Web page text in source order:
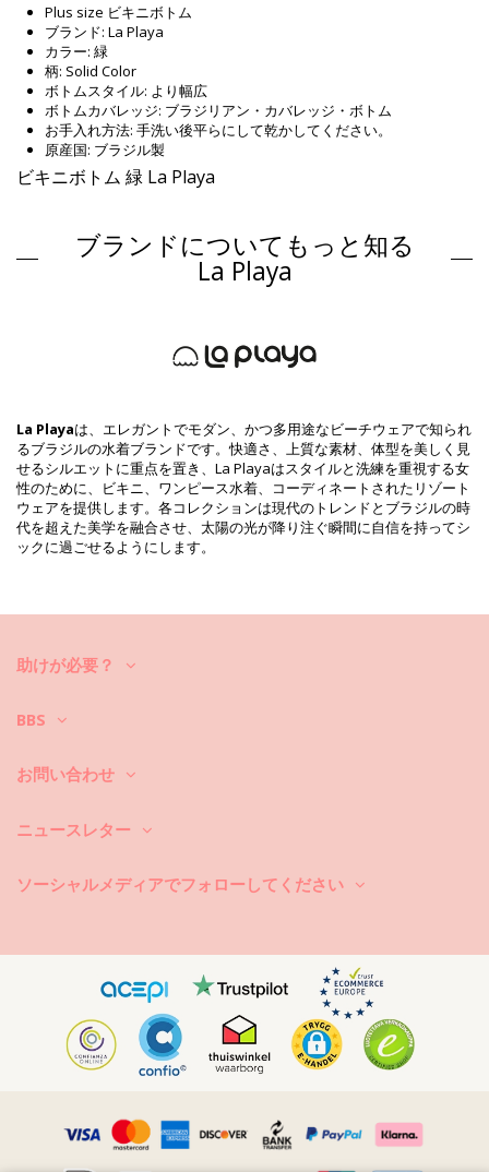
Plus size ビキニボトム
ブランド: La Playa
カラー: 緑
柄: Solid Color
ボトムスタイル: より幅広
ボトムカバレッジ: ブラジリアン・カバレッジ・ボトム
お手入れ方法: 手洗い後平らにして乾かしてください。
原産国: ブラジル製
ビキニボトム 緑 La Playa
組成物: 87% Polyamide, 13% Elastane
裏地: 76% Polyamide, 24% Elastane
商品情報
パッケージを含む: 1 x ビキニボトム (他の装飾品は含まれていませ
EAN: XS (7899918244629), S (7899670492511), M (7899670348757),
L (7899670492528), XL (7899670350781), XXL (7899670492535),
XXXL (7899670492542)
サプライヤー参照 : 2272108
重さ : 45g / 0.1lb / 1.59oz
補正された写真
洗い方と手入れ方法
ら、それをケアする方法を知る必要があります。貴方がひと夏以上ビキ
れを何年か長持ちさせるにはどうしたら良いのでしょうか？
する際は、必ずタオルをご使用下さい。コンクリートや石（プールの縁
どの強力な洗剤は絶対に使用しないで下さい。繊細な布地製品用にシン
しいです。
ますと、柄や模様が変色したり、または、ビキニがストーンや真珠また
はフリルで装飾されている場合、洗っている最中に、擦れたりねじれた
り伸びたりすることを避けるためです。
水着に汚れがある場合は、まだ濡れている間に軽くたたくようにして下
さい。汚れが乾いたら、擦ったりなどして傷を付けないで下さい。染料
を破壊する恐れがあります。その場合、地元のドライクリーニング店に
乾燥方法は？直射日光はお避け下さい。ビキニか水着をタオルの上に置
き、余計な水分を取り除くのにに優しく包んで下さい。タオルの上で平
ブランドについてもっと知る
La Playa
La Playaは、エレガントでモダン、かつ多用途なビーチウェアで知られ
るブラジルの水着ブランドです。快適さ、上質な素材、体型を美しく見
せるシルエットに重点を置き、La Playaはスタイルと洗練を重視する女
性のために、ビキニ、ワンピース水着、コーディネートされたリゾート
ウェアを提供します。各コレクションは現代のトレンドとブラジルの時
代を超えた美学を融合させ、太陽の光が降り注ぐ瞬間に自信を持ってシ
ックに過ごせるようにします。
助けが必要？
BBS
お問い合わせ
ニュースレター
ソーシャルメディアでフォローしてください